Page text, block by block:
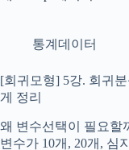
통계데이터
[회귀모형] 5강. 회귀
게 정리
왜 변수선택이 필요할
변수가 10개, 20개, 심